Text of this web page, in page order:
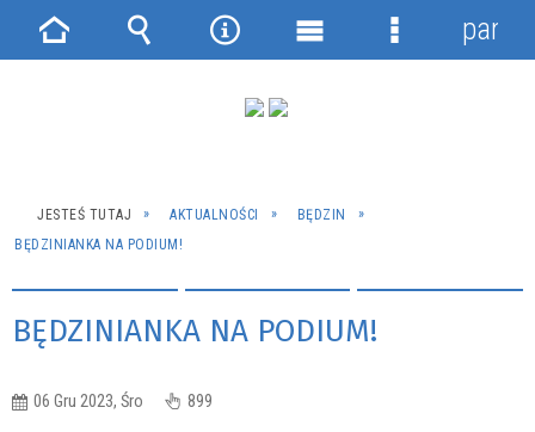
JESTEŚ TUTAJ AKTUALNOŚCI
BĘDZIN
BĘDZINIANKA NA PODIUM!
BĘDZINIANKA NA PODIUM!
06 Gru 2023, Śro 899
Strona Wyszukiwarka
NarzędziaMenu
Menu
panel